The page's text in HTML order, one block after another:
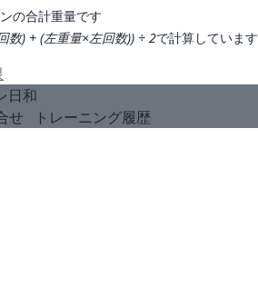
の合計重量です
数) + (左重量×左回数)) ÷ 2で計算しています
日和
せ トレーニング履歴